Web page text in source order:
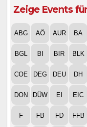
Zeige Events
ABG AÖ AUR BA
BGL BI BIR BLK
COE DEG DEU DH
DON DÜW EI EIC
F FB FD FFB